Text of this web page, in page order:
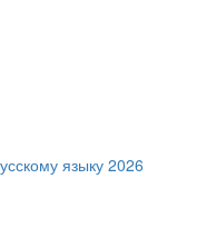
языку 2026